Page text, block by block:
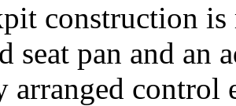
construction
seat pan and an
arranged control